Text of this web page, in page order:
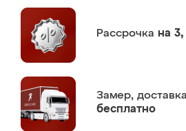
Рассрочка на
Замер,
бесплатно